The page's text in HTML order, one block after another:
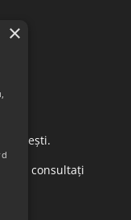
să consultați
×